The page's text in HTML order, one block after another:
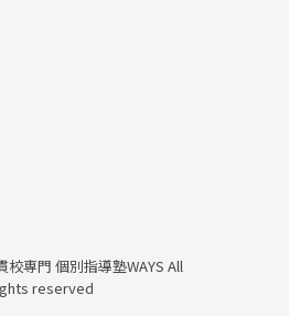
専門 個別指導塾WAYS All
reserved